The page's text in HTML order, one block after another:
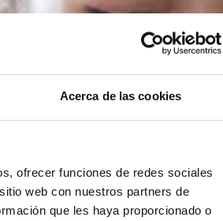
Acerca de las cookies
ofrecer funciones de redes sociales
web con nuestros partners de
que les haya proporcionado o